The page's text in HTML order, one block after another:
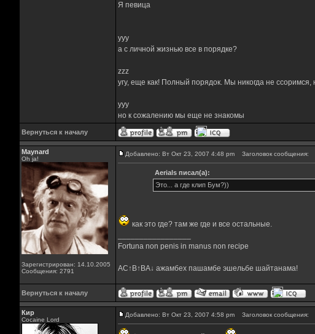
Я певица
yyy
а с личной жизнью все в порядке?
zzz
угу, еще как! Полный порядок. Мы никогда не
yyy
но к сожалению мы еще не знакомы
Вернуться к началу
Maynard
Oh ja!
Зарегистрирован: 14.10.2005
Сообщения: 2791
Добавлено: Вт Окт 23, 2007 4:48 pm Заголовок сообщения:
Aerials писал(а):
Это... а где клип Бум?))
как это где? там же где и все остальные.
Fortuna non penis in manus non recipe
AC↑B↑BA↓ ажамбех пашамбе эшельбе шайтанама!
Вернуться к началу
Кир
Cocaine Lord
Добавлено: Вт Окт 23, 2007 4:58 pm Заголовок сообщения: